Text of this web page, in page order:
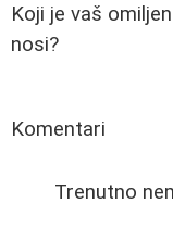
Koji je vaš
nosi?
Komentari
Trenutno